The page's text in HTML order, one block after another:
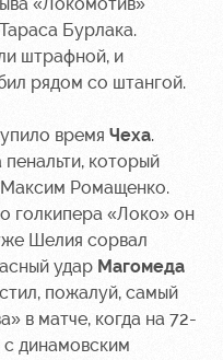
Бурлака.
штрафной, и
рядом со штангой.
время Чеха.
который
Максим Ромащенко.
голкипера «Локо» он
Шелия сорвал
удар Магомеда
пожалуй, самый
в матче, когда на 72-
динамовским